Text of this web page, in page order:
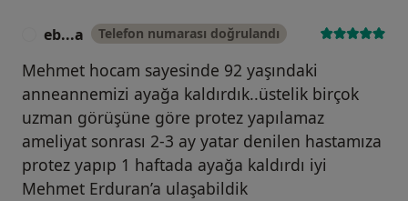
eb...a Telefon numarası doğrulandı
Mehmet hocam sayesinde 92 yaşındaki
anneannemizi ayağa kaldırdık..üstelik birçok
uzman görüşüne göre protez yapılamaz
ameliyat sonrası 2-3 ay yatar denilen hastamıza
protez yapıp 1 haftada ayağa kaldırdı iyi
Mehmet Erduran’a ulaşabildik